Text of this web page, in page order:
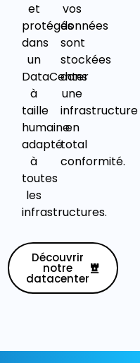
et
protégés
dans
un
DataCenter
à
taille
humaine
adapté
à
toutes
les
infrastructures.
vos
données
sont
stockées
dans
une
infrastructure
en
total
conformité.
Découvrir
notre
datacenter